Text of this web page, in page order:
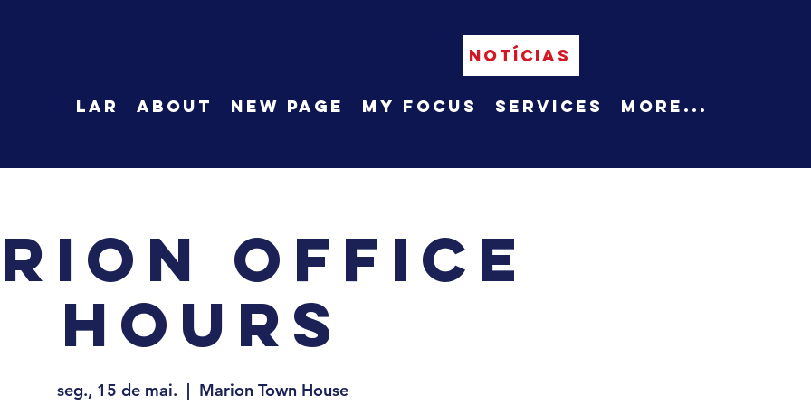
NOTÍCIAS
LAR About New Page My Focus Services More...
Office
Hours
seg., 15 de mai.
  |
Marion Town House